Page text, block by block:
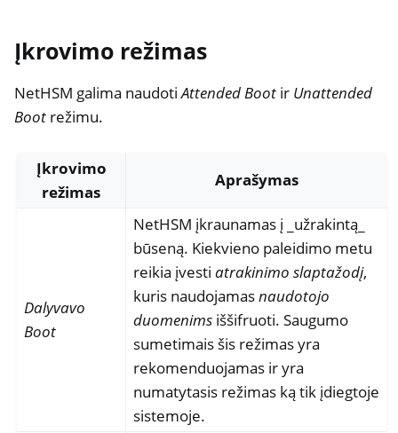
Įkrovimo režimas
NetHSM galima naudotiAttended Boot ir Unattended
Boot režimu.
Įkrovimo
režimas
Aprašymas
Dalyvavo
Boot
NetHSM įkraunamas į _užrakintą_
būseną. Kiekvieno paleidimo metu
reikia įvestiatrakinimo slaptažodį,
kuris naudojamasnaudotojo
duomenims iššifruoti. Saugumo
sumetimais šis režimas yra
rekomenduojamas ir yra
numatytasis režimas ką tik įdiegtoje
sistemoje.